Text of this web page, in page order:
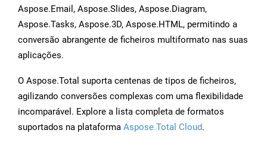
Aspose.Email, Aspose.Slides, Aspose.Diagram,
Aspose.Tasks, Aspose.3D, Aspose.HTML, permitindo a
conversão abrangente de ficheiros multiformato nas suas
aplicações.
O Aspose.Total suporta centenas de tipos de ficheiros,
agilizando conversões complexas com uma flexibilidade
incomparável. Explore a lista completa de formatos
suportados na plataforma Aspose.Total Cloud.